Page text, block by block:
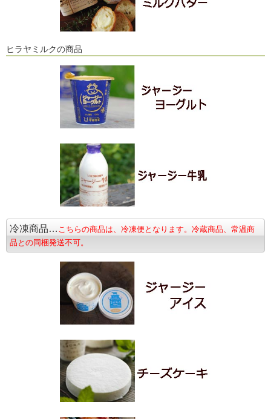
ヒラヤミルクの商品
冷凍商品… こちらの商品は、冷凍便となります。冷蔵商品、常温商
品との同梱発送不可。